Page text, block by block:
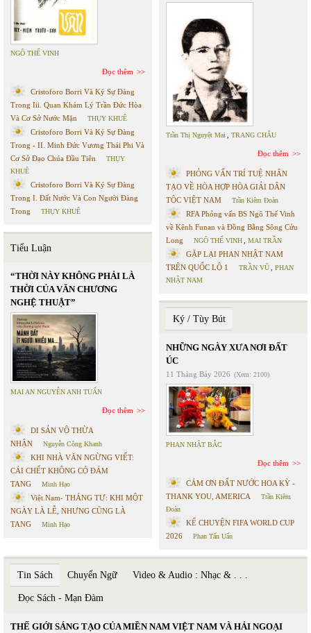
NGÔ THẾ VINH
Đọc thêm
Cristoforo Borri Và Ký Sự Đàng
Trong Iii. Quan Khám Lý Trần Đức Hòa
Và Cơ Sở Nước Mặn
THỤY KHUÊ
Cristoforo Borri Và Ký Sự Đàng
Trong - II. Minh Đức Vương Thái Phi Và
Cơ Sở Đạo Chúa Đầu Tiên
THỤY
KHUÊ
Cristoforo Borri Và Ký Sự Đàng
Trong I. Đất Nước Và Con Người Đàng
Trong
THỤY KHUÊ
Tiểu Luận
“THỜI NÀY KHÔNG PHẢI LÀ
THỜI CỦA VĂN CHƯƠNG
NGHỆ THUẬT”
MAI AN NGUYỄN ANH TUẤN
Đọc thêm
DI SẢN VÔ THỪA
NHẬN
Nguyễn Công Khanh
KHI NHÀ VĂN NGỪNG VIẾT:
CÁI CHẾT KHÔNG CÓ ĐÁM
TANG
Minh Hạo
Việt Nam- THÁNG TƯ: KHI MỘT
NGÀY LÀ LỄ, NHƯNG CŨNG LÀ
TANG
Minh Hạo
Trần Thị Nguyệt Mai TRANG CHÂU
Đọc thêm
PHỎNG VẤN TRÍ TUỆ NHÂN
TẠO VỀ HÒA HỢP HÒA GIẢI DÂN
TỘC VIỆT NAM
Trần Kiêm Đoàn
RFA Phỏng vấn BS Ngô Thế Vinh
về Kênh Funan và Đồng Bằng Sông Cửu
Long
NGÔ THẾ VINH MAI TRẦN
GẶP LẠI PHAN NHẬT NAM
TRÊN QUỐC LỘ 1
TRẦN VŨ
PHAN
NHẬT NAM
Ký / Tùy Bút
NHỮNG NGÀY XƯA NƠI ĐẤT
ÚC
11 Tháng Bảy 2026 (Xem: 2100)
PHAN NHẬT BẮC
Đọc thêm
CÁM ƠN ĐẤT NƯỚC HOA KỲ -
THANK YOU, AMERICA
Trần Kiêm
Đoàn
KỂ CHUYỆN FIFA WORLD CUP
2026
Phan Tấn Uẩn
Tin Sách Chuyển Ngữ Video & Audio : Nhạc & . . .
Đọc Sách - Mạn Đàm
THẾ GIỚI SÁNG TẠO CỦA MIỀN NAM VIỆT NAM VÀ HẢI NGOẠI